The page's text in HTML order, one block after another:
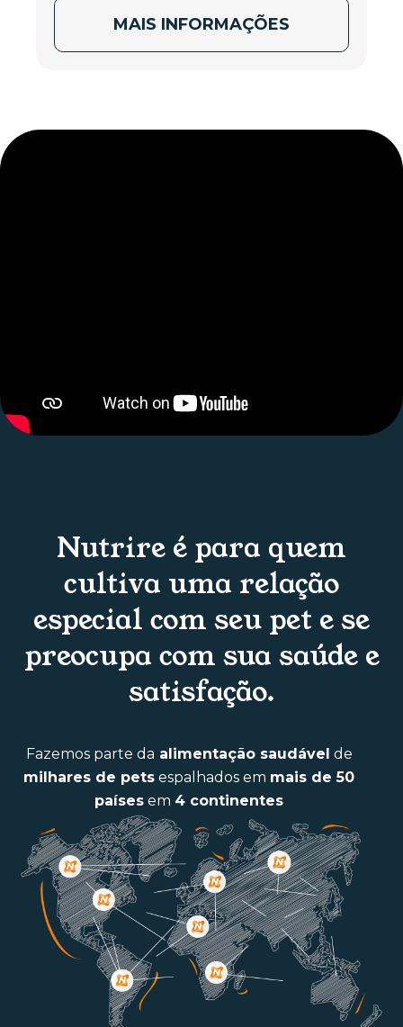
MAIS INFORMAÇÕES
Nutrire é para quem
cultiva uma relação
especial com seu pet e se
preocupa com sua saúde e
satisfação.
Fazemos parte da alimentação saudável de
milhares de pets espalhados em mais de 50
países em 4 continentes